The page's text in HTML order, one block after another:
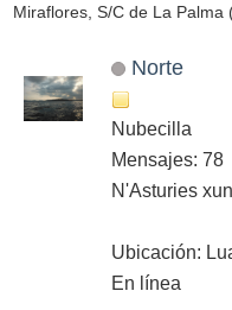
Miraflores, S/C de La
Norte
Nubecilla
Mensajes: 78
N'Asturies
Ubicación:
En línea